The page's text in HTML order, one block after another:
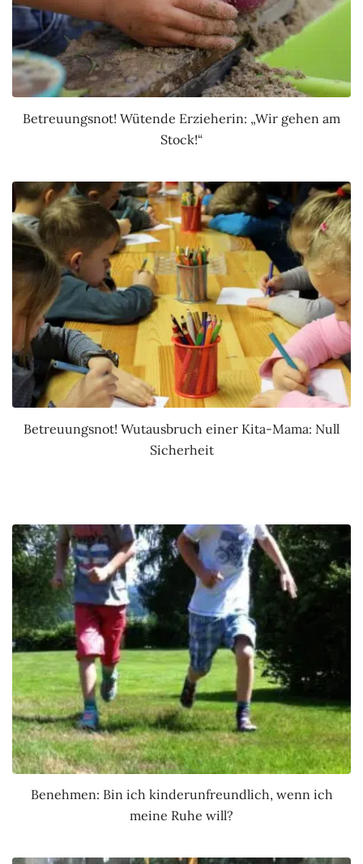
Betreuungsnot! Wütende Erzieherin: „Wir gehen am
Stock!“
Betreuungsnot! Wutausbruch einer Kita-Mama: Null
Sicherheit
Benehmen: Bin ich kinderunfreundlich, wenn ich
meine Ruhe will?